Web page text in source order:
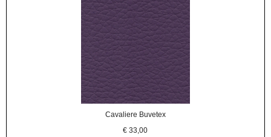
Cavaliere Buvetex
€33,00